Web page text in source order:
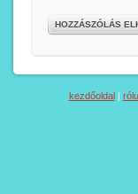
HOZZÁSZÓLÁS
kezdőoldal|